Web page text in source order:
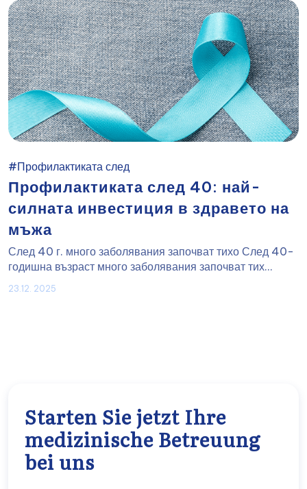
#Профилактиката след
Профилактиката след 40: най-
силната инвестиция в здравето на
мъжа
След 40 г. много заболявания започват тихо След 40-
годишна възраст много заболявания започват тих...
23.12. 2025
Starten Sie jetzt Ihre
medizinische Betreuung
bei uns